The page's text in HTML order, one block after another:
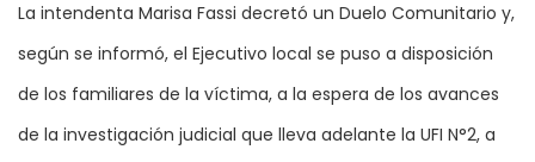
La intendenta Marisa Fassi decretó un Duelo Comunitario y,
según se informó, el Ejecutivo local se puso a disposición
de los familiares de la víctima, a la espera de los avances
de la investigación judicial que lleva adelante la UFI N°2, a